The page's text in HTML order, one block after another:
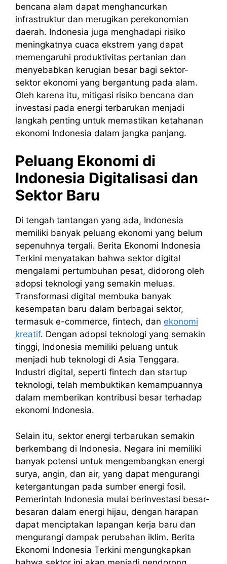
bencana alam dapat menghancurkan
infrastruktur dan merugikan perekonomian
daerah. Indonesia juga menghadapi risiko
meningkatnya cuaca ekstrem yang dapat
memengaruhi produktivitas pertanian dan
menyebabkan kerugian besar bagi sektor-
sektor ekonomi yang bergantung pada alam.
Oleh karena itu, mitigasi risiko bencana dan
investasi pada energi terbarukan menjadi
langkah penting untuk memastikan ketahanan
ekonomi Indonesia dalam jangka panjang.
Peluang Ekonomi di
Indonesia Digitalisasi dan
Sektor Baru
Di tengah tantangan yang ada, Indonesia
memiliki banyak peluang ekonomi yang belum
sepenuhnya tergali. Berita Ekonomi Indonesia
Terkini menyatakan bahwa sektor digital
mengalami pertumbuhan pesat, didorong oleh
adopsi teknologi yang semakin meluas.
Transformasi digital membuka banyak
kesempatan baru dalam berbagai sektor,
termasuk e-commerce, fintech, dan ekonomi
kreatif. Dengan adopsi teknologi yang semakin
tinggi, Indonesia memiliki peluang untuk
menjadi hub teknologi di Asia Tenggara.
Industri digital, seperti fintech dan startup
teknologi, telah membuktikan kemampuannya
dalam memberikan kontribusi besar terhadap
ekonomi Indonesia.
Selain itu, sektor energi terbarukan semakin
berkembang di Indonesia. Negara ini memiliki
banyak potensi untuk mengembangkan energi
surya, angin, dan air, yang dapat mengurangi
ketergantungan pada sumber energi fosil.
Pemerintah Indonesia mulai berinvestasi besar-
besaran dalam energi hijau, dengan harapan
dapat menciptakan lapangan kerja baru dan
mengurangi dampak perubahan iklim. Berita
Ekonomi Indonesia Terkini mengungkapkan